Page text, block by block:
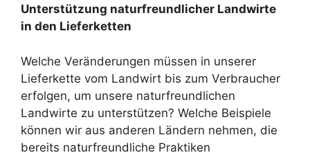
Unterstützung naturfreundlicher Landwirte
in den Lieferketten
Welche Veränderungen müssen in unserer
Lieferkette vom Landwirt bis zum Verbraucher
erfolgen, um unsere naturfreundlichen
Landwirte zu unterstützen? Welche Beispiele
können wir aus anderen Ländern nehmen, die
bereits naturfreundliche Praktiken